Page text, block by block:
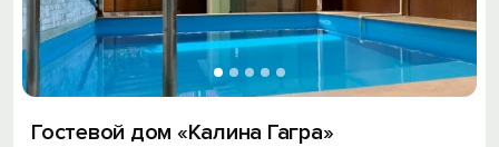
Гостевой дом «Калина Гагра»